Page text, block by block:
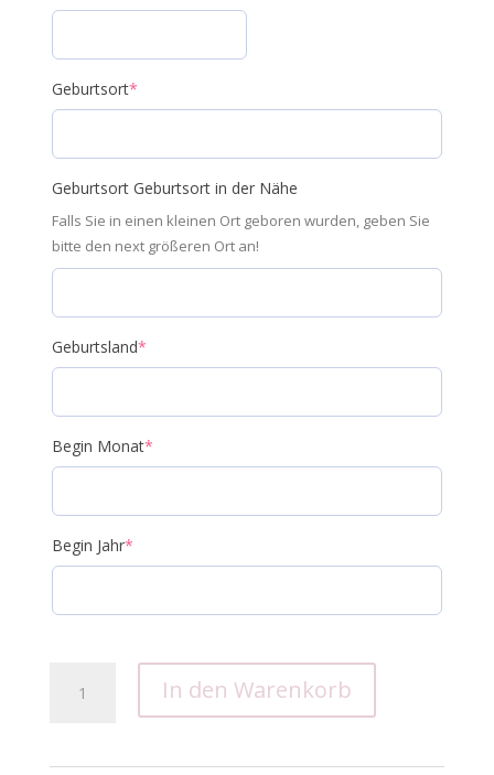
Geburtsort*
Geburtsort Geburtsort in der Nähe
Falls Sie in einen kleinen Ort geboren wurden, geben Sie
bitte den next größeren Ort an!
Geburtsland*
Begin Monat*
Begin Jahr*
Spirits
In den Warenkorb